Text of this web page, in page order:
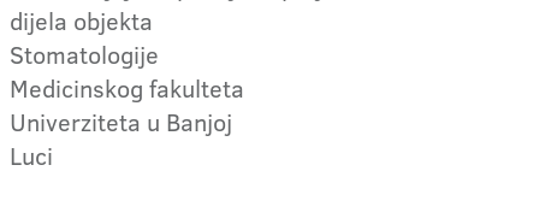
dijela objekta
Stomatologije
Medicinskog fakulteta
Univerziteta u Banjoj
Luci